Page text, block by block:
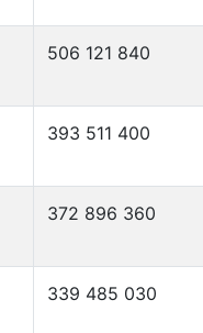
506 121 840
393 511 400
372 896 360
339 485 030